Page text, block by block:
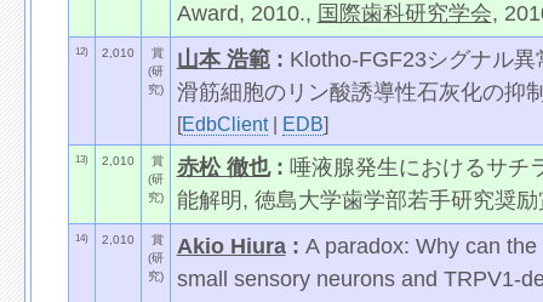
Award, 2010., 国際歯科研究学会,
12) 2,010
賞
(研
究)
山本 浩範: Klotho-FGF23シグナル
滑筋細胞のリン酸誘導性石灰化の抑
[EdbClient| EDB]
13) 2,010
賞
(研
究)
赤松 徹也: 唾液腺発生におけるサチ
能解明, 徳島大学歯学部若手研究奨
14) 2,010
賞
(研
究)
Akio Hiura: A paradox: Why can
small sensory neurons and TRPV1-